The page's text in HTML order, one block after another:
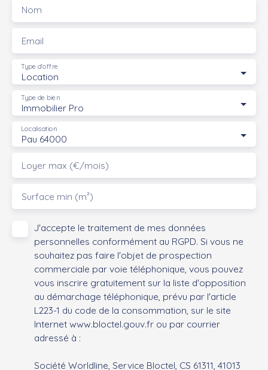
Nom
Email
Location
Type d'offre
Immobilier Pro
Type de bien
Pau 64000
Localisation
Loyer max (€/mois)
Surface min (m²)
J'accepte le traitement de mes données
personnelles conformément au RGPD. Si vous ne
souhaitez pas faire l'objet de prospection
commerciale par voie téléphonique, vous pouvez
vous inscrire gratuitement sur la liste d'opposition
au démarchage téléphonique, prévu par l'article
L223-1 du code de la consommation, sur le site
Internet www.bloctel.gouv.fr ou par courrier
adressé à :
Société Worldline, Service Bloctel, CS 61311, 41013